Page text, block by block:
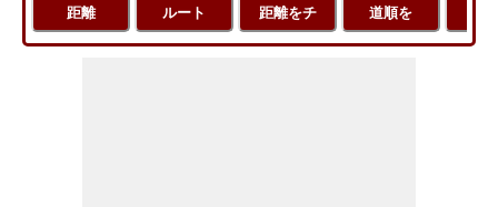
距離
ルート
距離をチ
道順を